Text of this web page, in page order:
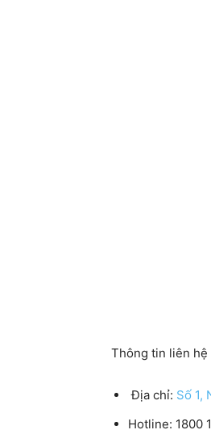
Thông tin liên hệ
Địa chỉ: Số 1,
Hotline: 1800